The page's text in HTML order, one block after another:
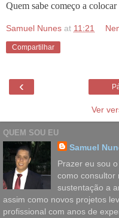
Quem sabe começo a
Samuel Nunes at 11:21
Compartilhar
‹
Ver
QUEM SOU EU
Samuel
Prazer eu sou
como consultor
sustentação a
assim como novos projetos
profissional com anos de